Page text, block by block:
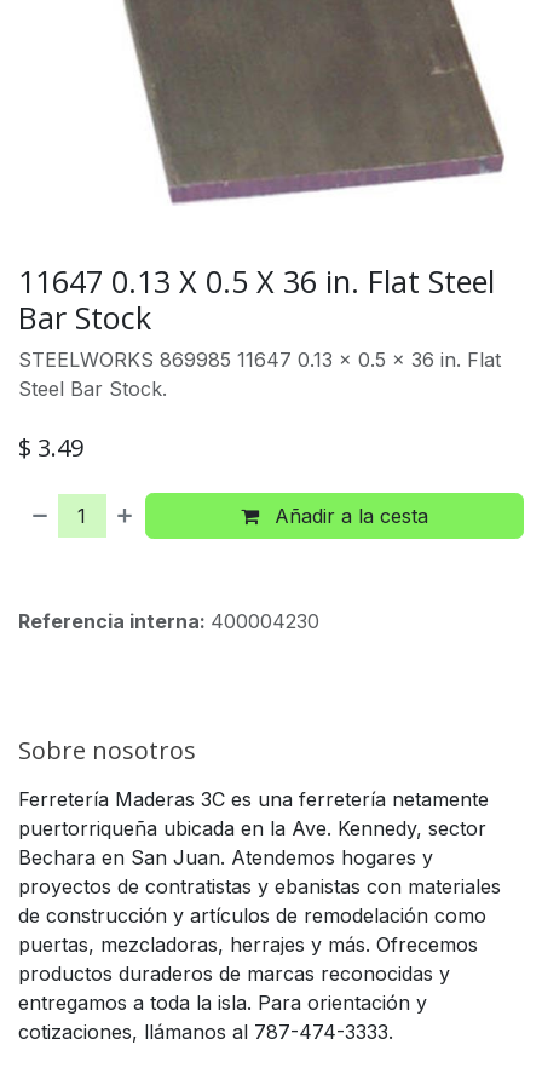
11647 0.13 X 0.5 X 36 in. Flat Steel
Bar Stock
STEELWORKS 869985 11647 0.13 x 0.5 x 36 in. Flat
Steel Bar Stock.
$ 3.49
Añadir a la cesta
Referencia interna: 400004230
Sobre nosotros
Ferretería Maderas 3C es una ferretería netamente
puertorriqueña ubicada en la Ave. Kennedy, sector
Bechara en San Juan. Atendemos hogares y
proyectos de contratistas y ebanistas con materiales
de construcción y artículos de remodelación como
puertas, mezcladoras, herrajes y más. Ofrecemos
productos duraderos de marcas reconocidas y
entregamos a toda la isla. Para orientación y
cotizaciones, llámanos al 787-474-3333.